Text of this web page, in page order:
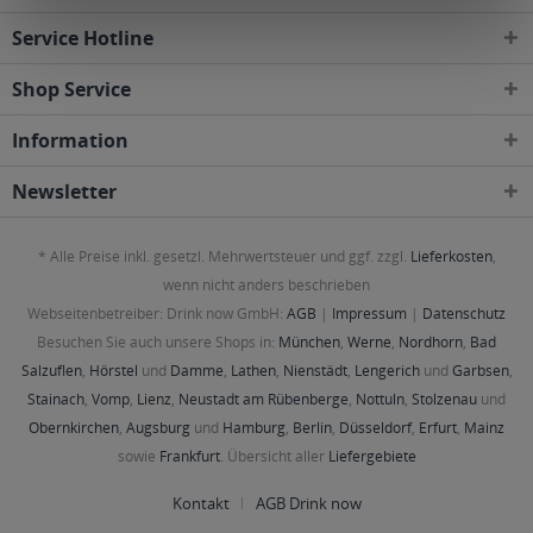
Service Hotline
Shop Service
Information
Newsletter
* Alle Preise inkl. gesetzl. Mehrwertsteuer und ggf. zzgl. Lieferkosten,
wenn nicht anders beschrieben
Webseitenbetreiber: Drink now GmbH: AGB | Impressum | Datenschutz
Besuchen Sie auch unsere Shops in: München, Werne, Nordhorn, Bad
Salzuflen, Hörstel und Damme, Lathen, Nienstädt, Lengerichund Garbsen,
Stainach, Vomp, Lienz, Neustadt am Rübenberge, Nottuln, Stolzenau und
Obernkirchen, Augsburg und Hamburg, Berlin, Düsseldorf, Erfurt, Mainz
sowie Frankfurt. Übersicht aller Liefergebiete
Kontakt AGB Drink now